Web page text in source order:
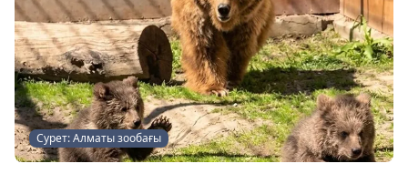
Сурет: Алматы зообағы